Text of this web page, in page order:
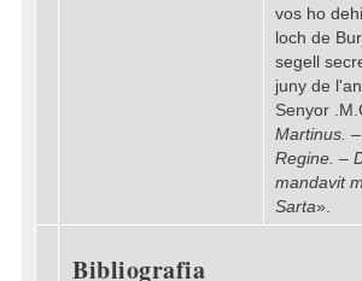
vos ho
loch de
segell
juny de
Senyor
Martinus.
Regine. –
mandavit
Sarta».
Bibliografia